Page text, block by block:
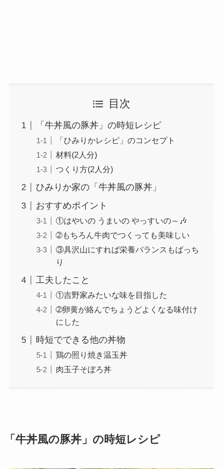
目次
「牛丼風の豚丼」の時短レシピ
「ひみりかレシピ」のコンセプト
材料(2人分)
つくり方(2人分)
ひみりか家の「牛丼風の豚丼」
おすすめポイント
①はやいの うまいの やっすいの～🎶
➁もちろん牛肉でつくっても美味しい
③具沢山にすれば栄養バランスもばっち
り
工夫したこと
①吉野家みたいな味を目指した
➁卵黄が絡んでちょうどよくなる味付け
にした
時短でできる他の丼物
鶏の照り焼き温玉丼
肉玉子そぼろ丼
「牛丼風の豚丼」の時短レシピ